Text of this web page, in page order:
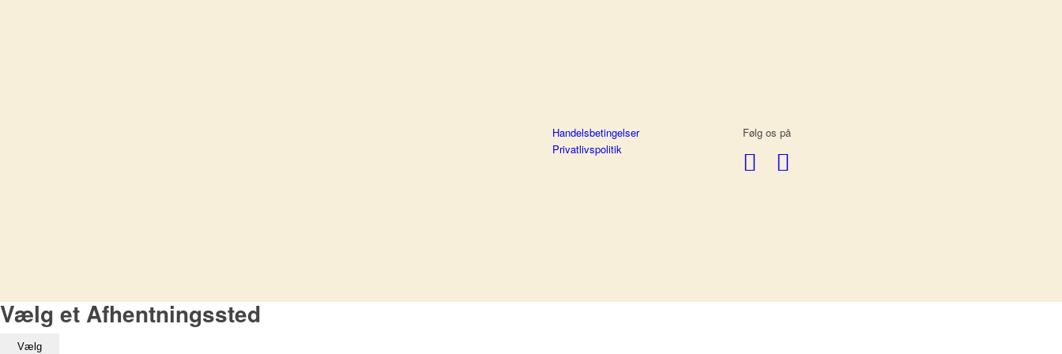
Handelsbetingelser
Privatlivspolitik
Følg os på
Vælg et Afhentningssted
Vælg